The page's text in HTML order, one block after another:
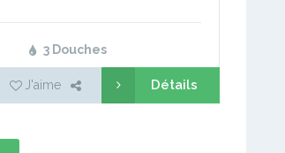
3 Douches
J'aime Détails